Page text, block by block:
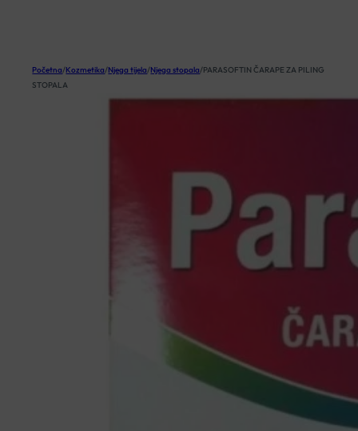
Početna/Kozmetika/Njega tijela/Njega stopala/PARASOFTIN ČARAPE ZA PILING
STOPALA